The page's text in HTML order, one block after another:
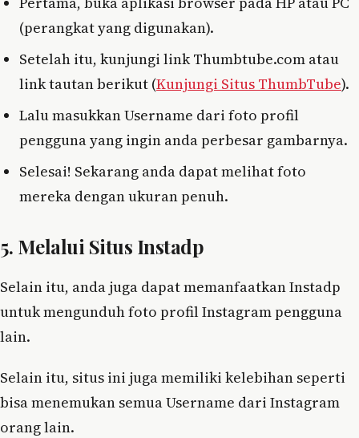
(perangkat yang digunakan).
Setelah itu, kunjungi link Thumbtube.com atau
link tautan berikut (Kunjungi Situs ThumbTube).
Lalu masukkan Username dari foto profil
pengguna yang ingin anda perbesar gambarnya.
Selesai! Sekarang anda dapat melihat foto
mereka dengan ukuran penuh.
5. Melalui Situs Instadp
Selain itu, anda juga dapat memanfaatkan Instadp
untuk mengunduh foto profil Instagram pengguna
lain.
Selain itu, situs ini juga memiliki kelebihan seperti
bisa menemukan semua Username dari Instagram
orang lain.